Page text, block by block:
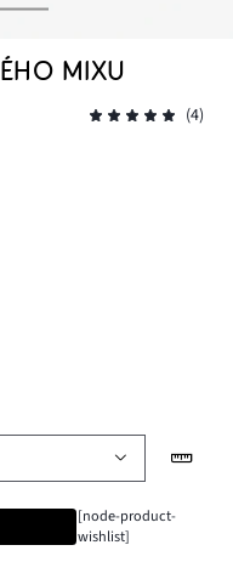
MIXU
(4)
[node-product-
wishlist]